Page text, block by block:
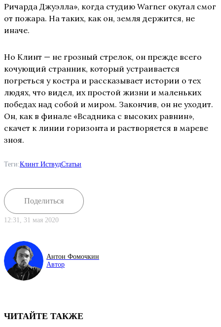
Ричарда Джуэлла», когда студию Warner окутал смог
от пожара. На таких, как он, земля держится, не
иначе.
Но Клинт — не грозный стрелок, он прежде всего
кочующий странник, который устраивается
погреться у костра и рассказывает истории о тех
людях, что видел, их простой жизни и маленьких
победах над собой и миром. Закончив, он не уходит.
Он, как в финале «Всадника с высоких равнин»,
скачет к линии горизонта и растворяется в мареве
зноя.
Теги:Клинт ИствудСтатьи
Поделиться
12:31, 31 мая 2020
Антон Фомочкин
Автор
ЧИТАЙТЕ ТАКЖЕ